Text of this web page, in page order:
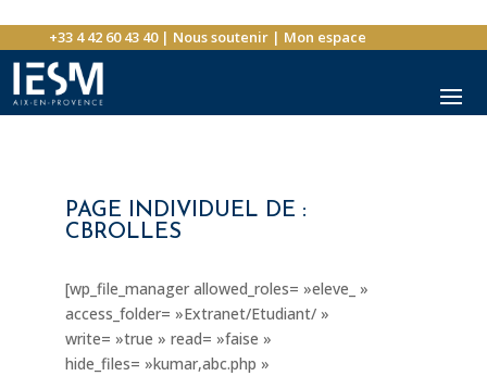
+33 4 42 60 43 40| Nous soutenir| Mon espace
PAGE INDIVIDUEL DE :
CBROLLES
[wp_file_manager allowed_roles= »eleve_ »
access_folder= »Extranet/Etudiant/ »
write= »true » read= »faise »
hide_files= »kumar,abc.php »